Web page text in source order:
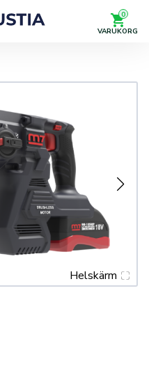
0
VARUKORG
Helskärm